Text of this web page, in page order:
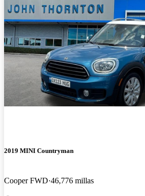
2019 MINI Countryman
Cooper FWD 46,776 millas